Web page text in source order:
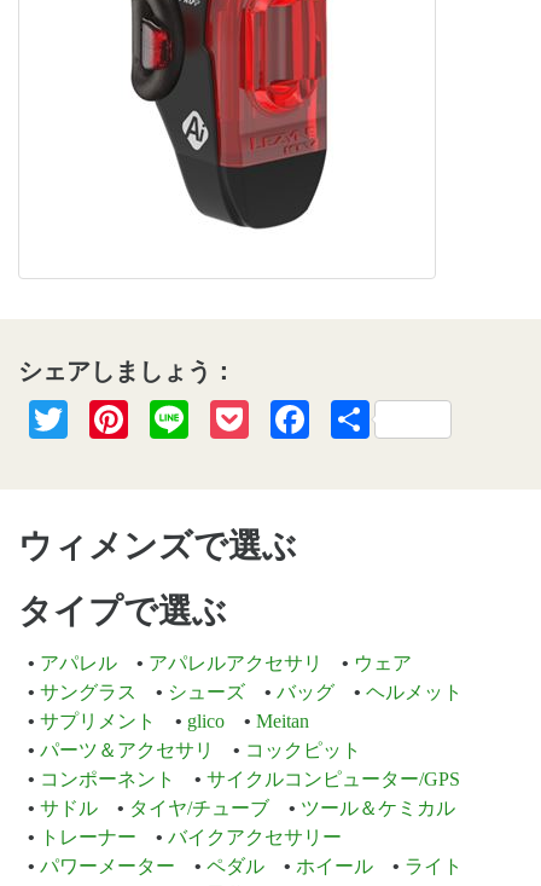
シェアしましょう：
TwitterPinterest
Line PocketFacebook
共
ウィメンズで選ぶ
タイプで選ぶ
アパレル アパレルアクセサリ
ウェア
サングラス
シューズ バッグ
ヘルメット
サプリメント
glico
Meitan
パーツ＆アクセサリ
コックピット
コンポーネント
サイクルコンピューター/GPS
サドル
タイヤ/チューブ
ツール＆ケミカル
トレーナー
バイクアクセサリー
パワーメーター
ペダル ホイール
ライト